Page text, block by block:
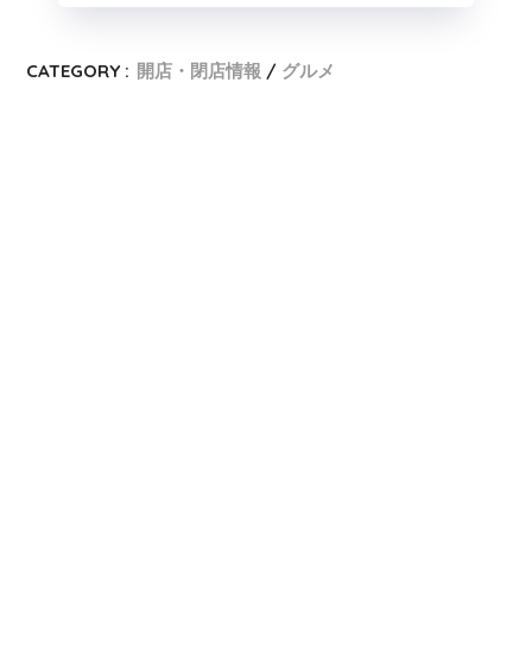
CATEGORY : 開店・閉店情報 グルメ